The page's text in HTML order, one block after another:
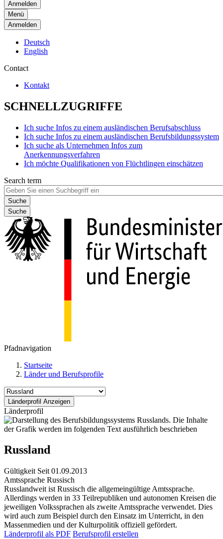
Menü
Anmelden
Deutsch
English
Contact
Kontakt
SCHNELLZUGRIFFE
Ich suche Infos zu einem ausländischen Berufsabschluss
Ich suche Infos zu einem ausländischen Berufsbildungssystem
Ich suche als Unternehmen Infos zum
Anerkennungsverfahren
Ich möchte Qualifikationen von Flüchtlingen einschätzen
Search term
Suche
Pfadnavigation
Startseite
Länder und Berufsprofile
Länderprofil
Russland
Gültigkeit Seit 01.09.2013
Amtssprache Russisch
Russlandweit ist Russisch die allgemeingültige Amtssprache.
Allerdings werden in 33 Teilrepubliken und autonomen Kreisen die
jeweiligen Volkssprachen als zweite Amtssprache verwendet. Dies
wird auch zum Beispiel durch den Einsatz im Unterricht, in den
Massenmedien und der Kulturpolitik offiziell gefördert.
Länderprofil als PDF Berufsprofil erstellen